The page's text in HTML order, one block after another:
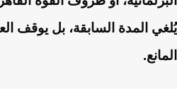
يُلغي المدة السابقة، بل يوقف
المانع.